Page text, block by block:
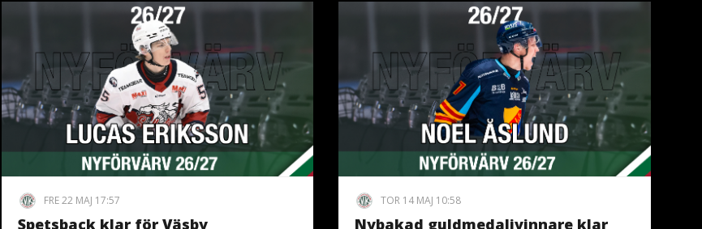
FRE 22 MAJ 17:57
Spetsback klar för Väsby
TOR 14 MAJ 10:58
Nybakad guldmedaljvinnare klar